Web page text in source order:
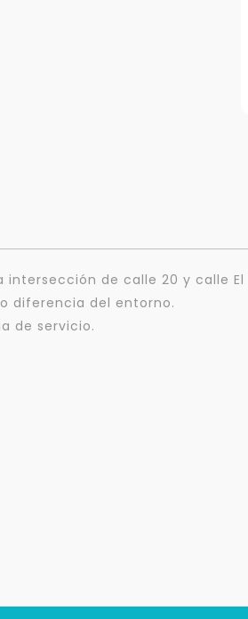
intersección de calle 20 y calle El
diferencia del entorno.
de servicio.
y más rápido
tu consulta en el sistema de gestión de